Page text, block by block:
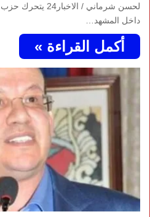
لحسن شرماني /
داخل المشهد…
أكمل القراءة »